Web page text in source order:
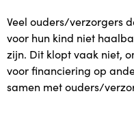
Over ons
Vroeg Erbij groep
Kinderopvang Plus in
Veel ouders/verzorgers
voor hun kind niet
zijn. Dit klopt vaak niet,
voor financiering op
samen met ouders/